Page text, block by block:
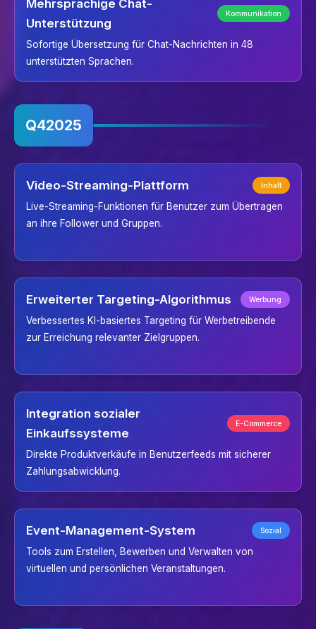
Mehrsprachige Chat-
Unterstützung
Kommunikation
Sofortige Übersetzung für Chat-Nachrichten in 48
unterstützten Sprachen.
Q42025
Video-Streaming-Plattform Inhalt
Live-Streaming-Funktionen für Benutzer zum Übertragen
an ihre Follower und Gruppen.
Erweiterter Targeting-Algorithmus Werbung
Verbessertes KI-basiertes Targeting für Werbetreibende
zur Erreichung relevanter Zielgruppen.
Integration sozialer
Einkaufssysteme
E-Commerce
Direkte Produktverkäufe in Benutzerfeeds mit sicherer
Zahlungsabwicklung.
Event-Management-System Sozial
Tools zum Erstellen, Bewerben und Verwalten von
virtuellen und persönlichen Veranstaltungen.